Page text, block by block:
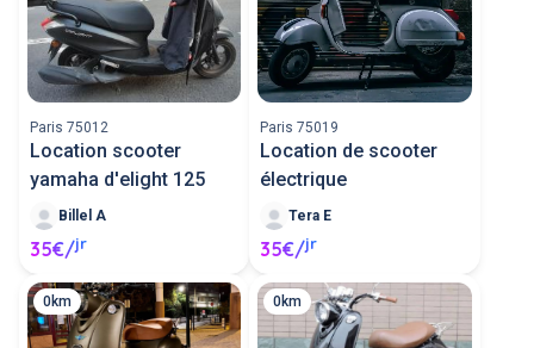
Paris 75012
Location scooter
yamaha d'elight 125
Billel A
35€/jr
Paris 75019
Location de scooter
électrique
Tera E
35€/jr
0km 0km